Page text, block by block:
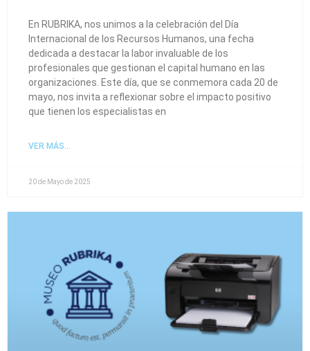
En RUBRIKA, nos unimos a la celebración del Día
Internacional de los Recursos Humanos, una fecha
dedicada a destacar la labor invaluable de los
profesionales que gestionan el capital humano en las
organizaciones. Este día, que se conmemora cada 20 de
mayo, nos invita a reflexionar sobre el impacto positivo
que tienen los especialistas en
VER MÁS...
20 de Mayo de 2025